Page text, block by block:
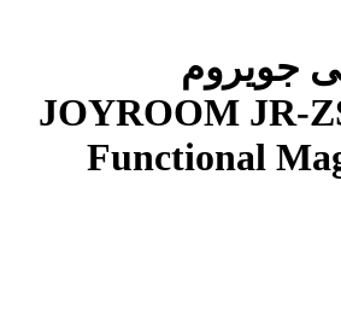
جویروم
JOYROOM JR-
Functional